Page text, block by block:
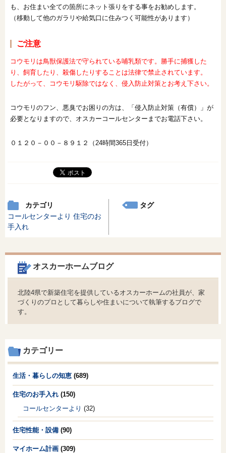
も、お住まい全ての箇所にネット張りをする事をお勧めします。
（移動して他のガラリや給気口に住みつく可能性があります）
ご注意
コウモリは鳥獣保護法で守られている哺乳類です。 勝手に捕獲した
り、飼育したり、殺傷したりすることは法律で禁止されています。
したがって、コウモリ駆除ではなく、侵入防止対策とお考え下さい。
コウモリのフン、悪臭でお困りの方は、「侵入防止対策（有償）」が
必要となりますので、オスカーコールセンターまでお電話下さい。
０１２０－００－８９１２（24時間365日受付）
カテゴリ
コールセンターより 住宅のお
手入れ
タグ
オスカーホームブログ
北陸4県で新築住宅を提供しているオスカーホームの社員が、家
づくりのプロとして暮らしや住まいについて執筆するブログで
す。
カテゴリー
生活・暮らしの知恵 (689)
住宅のお手入れ (150)
コールセンターより (32)
住宅性能・設備 (90)
マイホーム計画 (309)